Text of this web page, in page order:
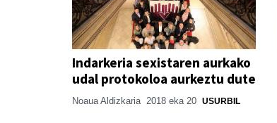
Indarkeria sexistaren aurkako
udal protokoloa aurkeztu dute
Noaua Aldizkaria 2018 eka 20 USURBIL